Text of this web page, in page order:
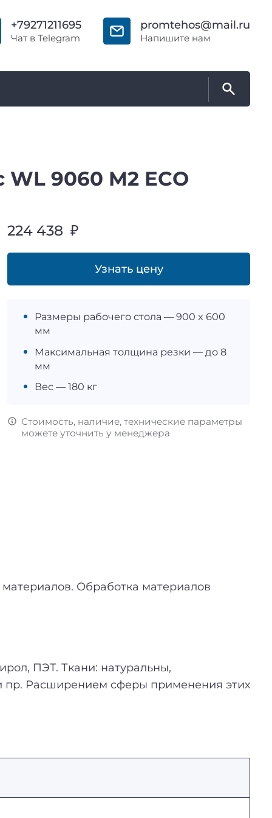
+79271211695
Чат в Telegram
promtehos@mail.ru
Напишите нам
9060 M2 ECO
224 438 ₽
Узнать цену
Размеры рабочего стола — 900 x 600
мм
Максимальная толщина резки — до 8
мм
Вес — 180 кг
Стоимость, наличие, технические параметры
можете уточнить у менеджера
Обработка материалов
ПЭТ. Ткани: натуральны,
пр. Расширением сферы применения этих